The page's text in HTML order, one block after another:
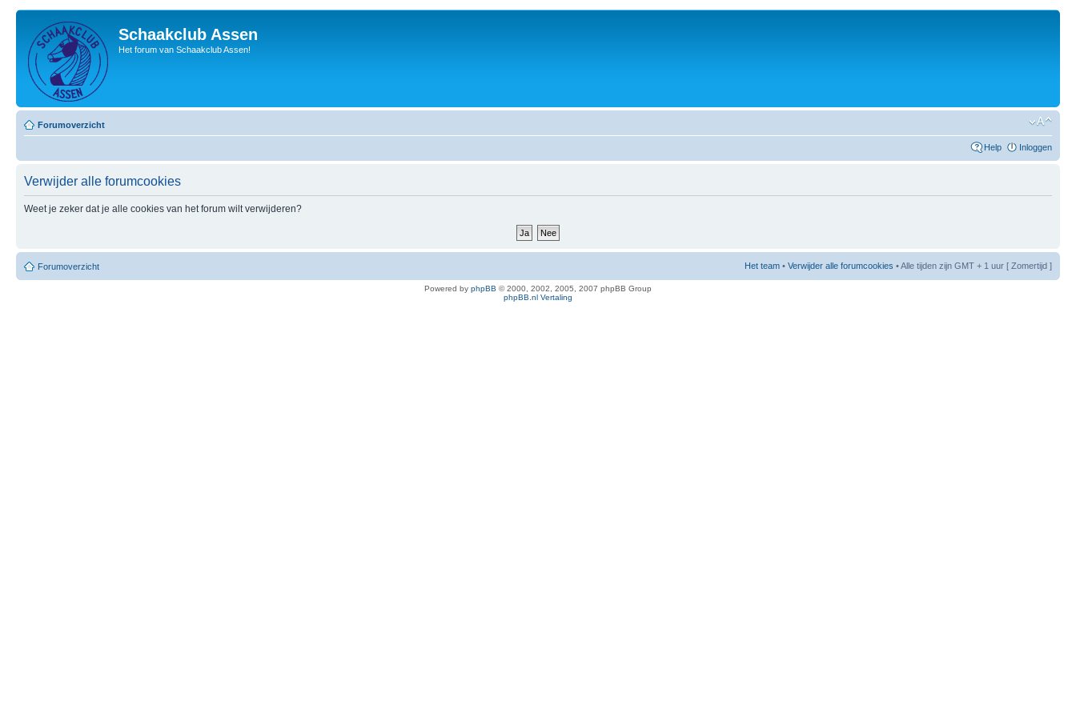
Schaakclub Assen
Het forum van Schaakclub Assen!
Forumoverzicht
Help Inloggen
Verwijder alle forumcookies
Weet je zeker dat je alle cookies van het forum wilt verwijderen?
Forumoverzicht Het team • Verwijder alle forumcookies • Alle tijden zijn GMT + 1 uur [ Zomertijd ]
Powered by phpBB © 2000, 2002, 2005, 2007 phpBB Group
phpBB.nl Vertaling